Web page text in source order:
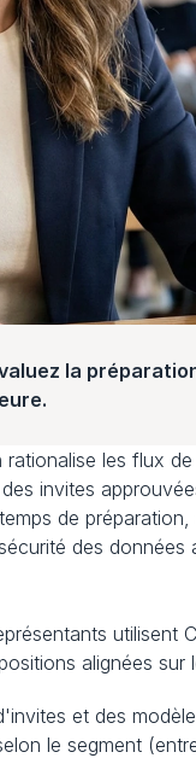
la
les flux
invites
de
des données
utilisent
alignées
et des
le segment